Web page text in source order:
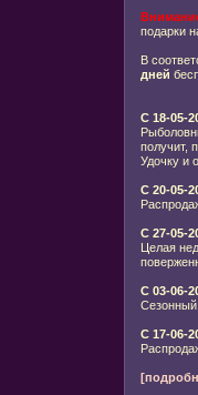
подарки
В
дней
C 18-05-
получит,
Удочку и
С 20-05-
С 27-05-
Целая
С 03-06-
Сезонный
С 17-06-